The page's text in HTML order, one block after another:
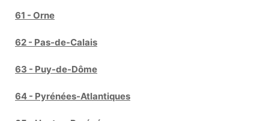
61 - Orne
62 - Pas-de-Calais
63 - Puy-de-Dôme
64 - Pyrénées-Atlantiques